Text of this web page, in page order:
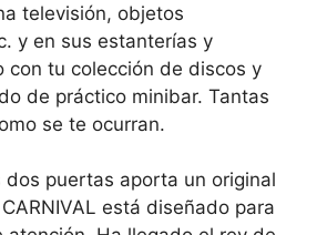
televisión, objetos
y en sus estanterías y
con tu colección de discos y
de práctico minibar. Tantas
se te ocurran.
dos puertas aporta un original
está diseñado para